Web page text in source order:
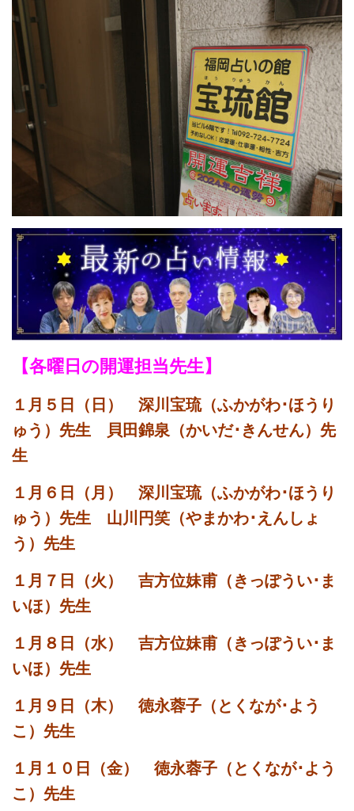
【各曜日の開運担当先生】
１ 月５ 日（日） 深川宝琉（ふかがわ･ほうり
ゅう）先生 貝田錦泉（かいだ･きんせん）先
生
１月６ 日（月） 深川宝琉（ふかがわ･ほうり
ゅう）先生 山川円笑（やまかわ･えんしょ
う）先生
１ 月７ 日（火） 吉方位妹甫（きっぽうい･ま
いほ）先生
１月８日（水） 吉方位妹甫（きっぽうい･ま
いほ）先生
１月９日（木） 徳永蓉子（とくなが･よう
こ）先生
１月１０日（金） 徳永蓉子（とくなが･よう
こ）先生